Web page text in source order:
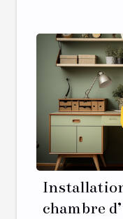
chambre